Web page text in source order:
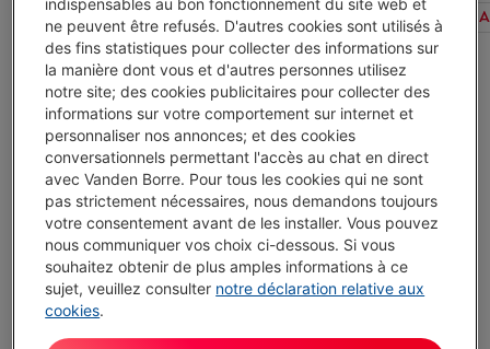
Tous les filtres Type massage Zone du corps
THERABODY THERAGUN SENSE BLACK
(12)
Type de massage: Percussion
Zone du corps: Tout le corps
Alimentation: Batterie rechargeable
Livré demain-Voir le stock
€ 299,00
J'achète
ne peuvent être refusés. D'autres cookies sont utilisés à
des fins statistiques pour collecter des informations sur
la manière dont vous et d'autres personnes utilisez
notre site; des cookies publicitaires pour collecter des
informations sur votre comportement sur internet et
personnaliser nos annonces; et des cookies
conversationnels permettant l'accès au chat en direct
avec Vanden Borre. Pour tous les cookies qui ne sont
pas strictement nécessaires, nous demandons toujours
votre consentement avant de les installer. Vous pouvez
nous communiquer vos choix ci-dessous. Si vous
souhaitez obtenir de plus amples informations à ce
sujet, veuillez consulter notre déclaration relative aux
cookies.